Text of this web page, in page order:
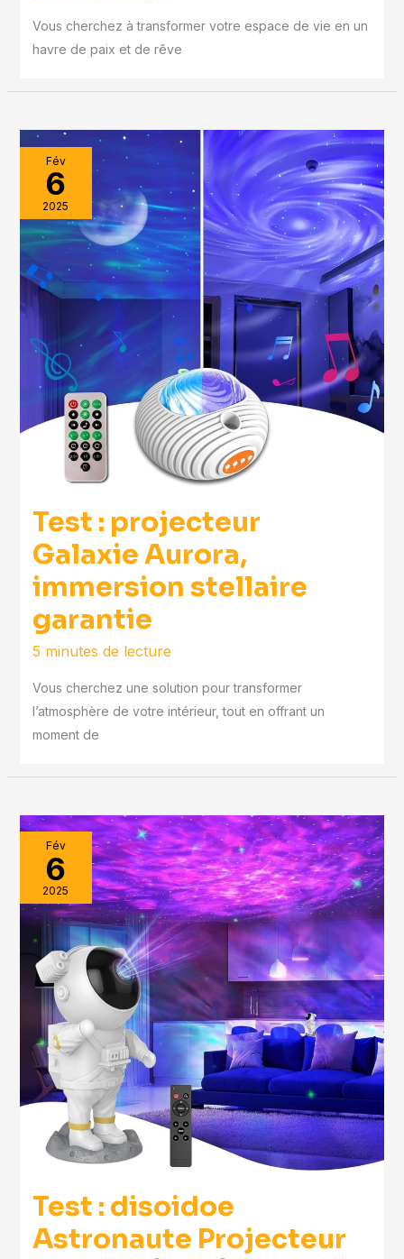
Vous cherchez à transformer votre espace de vie en un
havre de paix et de rêve
Fév
6
2025
Test : projecteur
Galaxie Aurora,
immersion stellaire
garantie
5 minutes de lecture
Vous cherchez une solution pour transformer
l’atmosphère de votre intérieur, tout en offrant un
moment de
Fév
6
2025
Test : disoidoe
Astronaute Projecteur